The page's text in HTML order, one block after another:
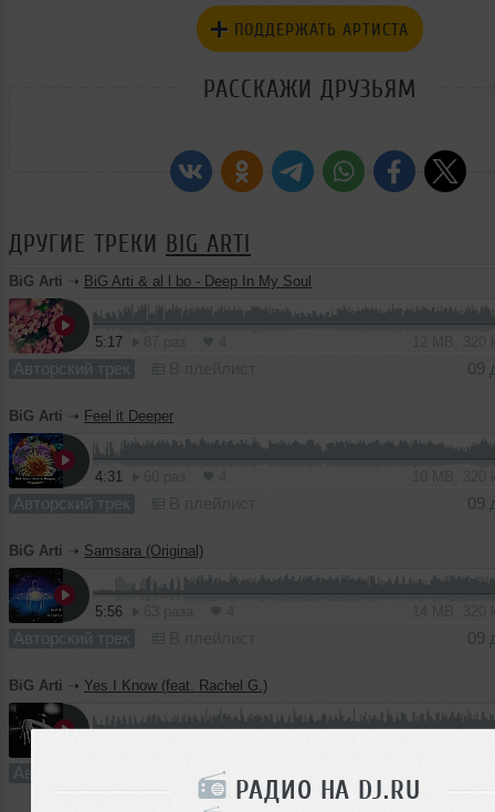
РАДИО НА DJ.RU
ПОДДЕРЖАТЬ АРТИСТА
РАССКАЖИ ДРУЗЬЯМ
ДРУГИЕ ТРЕКИ BIG ARTI
BiG Arti ➝ BiG Arti & al l bo - Deep In My Soul
5:17
Авторский трек 09
BiG Arti ➝ Feel it Deeper
4:31
Авторский трек 09
BiG Arti ➝ Samsara (Original)
5:56
Авторский трек 09
BiG Arti ➝ Yes I Know (feat. Rachel G.)
Авторский трек В плейлист